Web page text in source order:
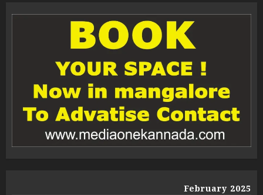
February 2025